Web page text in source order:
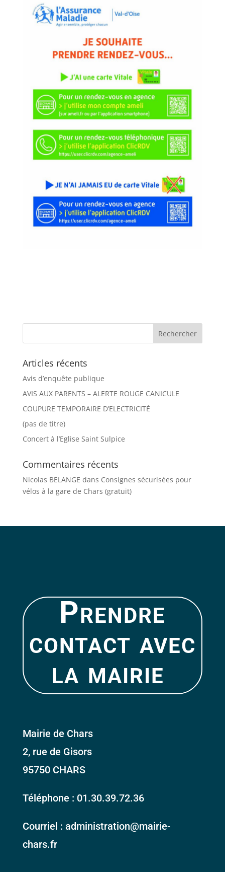
Articles récents
Avis d’enquête publique
AVIS AUX PARENTS – ALERTE ROUGE CANICULE
COUPURE TEMPORAIRE D’ELECTRICITÉ
(pas de titre)
Concert à l’Eglise Saint Sulpice
Commentaires récents
Nicolas BELANGE dans Consignes sécurisées pour
vélos à la gare de Chars (gratuit)
Prendre
contact avec
la mairie
Mairie de Chars
2, rue de Gisors
95750 CHARS
Téléphone : 01.30.39.72.36
Courriel : administration@mairie-
chars.fr